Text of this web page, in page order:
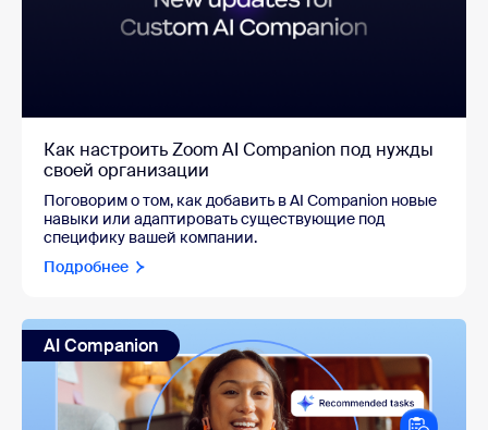
Как настроить Zoom AI Companion под нужды
своей организации
Поговорим о том, как добавить в AI Companion новые
навыки или адаптировать существующие под
специфику вашей компании.
Подробнее
AI Companion